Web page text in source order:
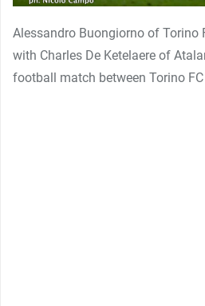
Alessandro Buongiorno of Torino
with Charles De Ketelaere of
football match between Torino